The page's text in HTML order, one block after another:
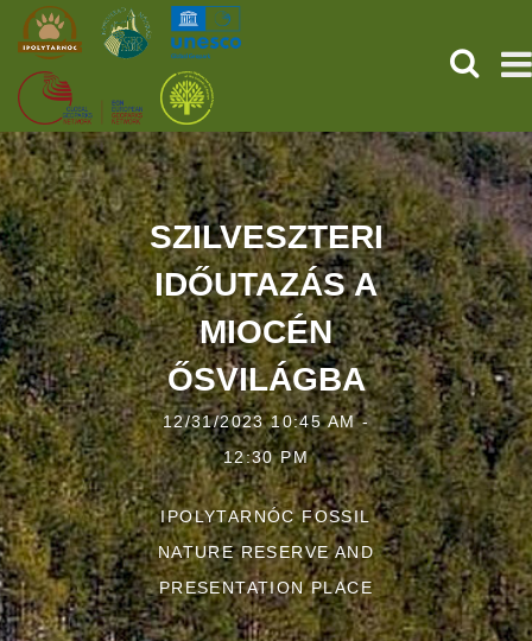
HOME
THE PREHISTORIC POMPEII
SERVICES
PROGRAMS (HU)
NEWS
ABOUT US
GET YOUR TICKET NOW!
SEARCH
SZILVESZTERI
IDŐUTAZÁS A
MIOCÉN
ŐSVILÁGBA
12/31/2023 10:45 AM -
12:30 PM
IPOLYTARNÓC FOSSIL
NATURE RESERVE AND
PRESENTATION PLACE